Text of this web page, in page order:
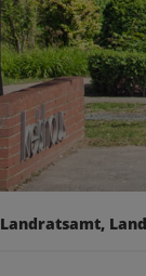
Landratsamt,